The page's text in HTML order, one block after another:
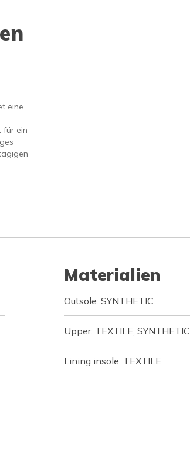
eine
für ein
Materialien
Outsole: SYNTHETIC
Upper: TEXTILE, SYNTHETIC
Lining insole: TEXTILE